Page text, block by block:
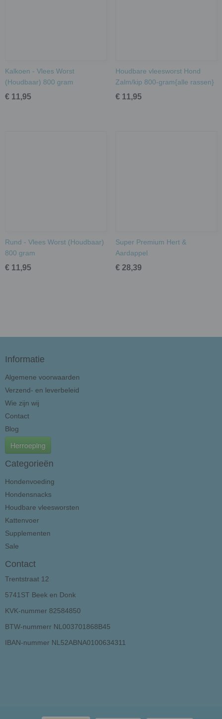
Kalkoen - Vlees Worst
(Houdbaar) 800 gram
€ 11,95
Houdbare vleesworst Hond
Zalm/kip 800-gram{alle rassen}
€ 11,95
Rund - Vlees Worst (Houdbaar)
800 gram
€ 11,95
Super Premium Hert &
Aardappel
€ 28,39
Informatie
Algemene voorwaarden
Verzend- en leverbeleid
Wie zijn wij
Contact
Blog
Herroeping
Categorieën
Hondenvoeding
Hondensnacks
Houdbare vleesworsten
Kattenvoer
Supplementen
Sale
Contact
Trentstraat 12
5741ST Beek en Donk
KVK-nummer 82584850
BTW-nummerr NL003701868B45
IBAN-nummer NL52ABNA0100634311